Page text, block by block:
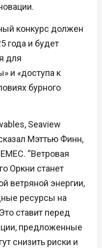
конкурс должен
года и будет
для
и «доступа к
бурного
Seaview
Мэттью Финн,
“Ветровая
Оркни станет
ветряной энергии,
ресурсы на
ставит перед
предложенные
снизить риски и